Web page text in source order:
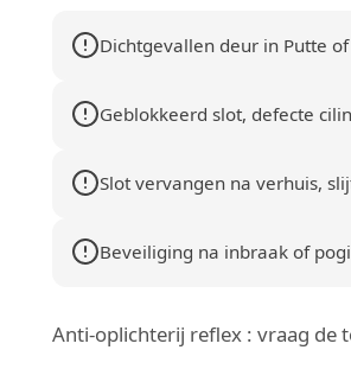
Dichtgevallen deur in Putte
Geblokkeerd slot, defecte
Slot vervangen na verhuis,
Beveiliging na inbraak of
Anti-oplichterij reflex : vraag de